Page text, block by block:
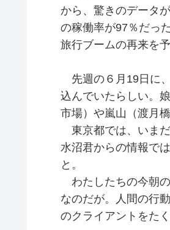
から、驚きのデータ
の稼働率が97％だっ
旅行ブームの再来を
先週の６月19日に
込んでいたらしい。
市場）や嵐山（渡月
東京都では、いま
水沼君からの情報で
と。
わたしたちの今朝
なのだが。人間の行
のクライアントをた